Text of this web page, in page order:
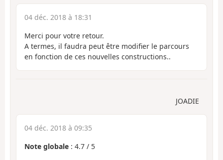
04 déc. 2018 à 18:31
Merci pour votre retour.
A termes, il faudra peut être modifier le parcours
en fonction de ces nouvelles constructions..
JOADIE
04 déc. 2018 à 09:35
Note globale : 4.7 / 5